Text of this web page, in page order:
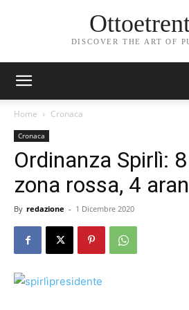
DISCOVER THE ART OF
Home Cronaca
Cronaca
Ordinanza Spirlì:
zona rossa, 4
By redazione - 1 Dicembre 2020